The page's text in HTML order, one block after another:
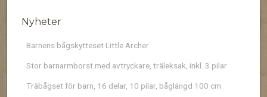
Nyheter
Barnens bågskytteset Little Archer
Stor barnarmborst med avtryckare, träleksak, inkl. 3 pilar
Träbågset för barn, 16 delar, 10 pilar, båglängd 100 cm